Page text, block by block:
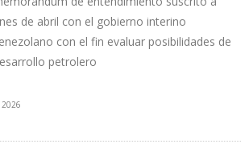
de abril con el gobierno interino
con el fin evaluar posibilidades de
petrolero